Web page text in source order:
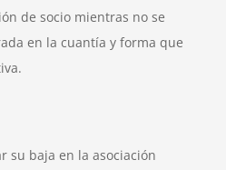
de socio mientras no se
en la cuantía y forma que
su baja en la asociación